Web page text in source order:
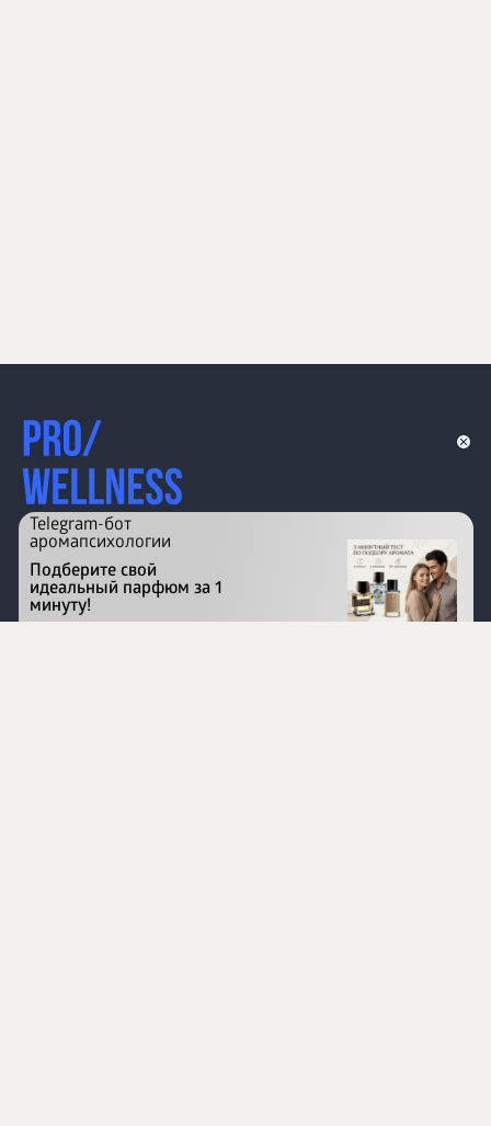
Перейти на сайт
Telegram-бот
аромапсихологии
Подберите свой
идеальный парфюм за 1
минуту!